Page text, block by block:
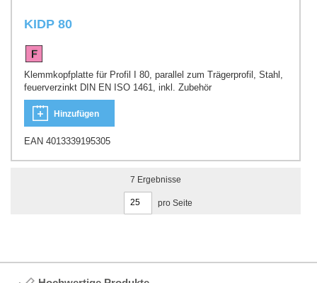
KIDP 80
Klemmkopfplatte für Profil I 80, parallel zum Trägerprofil, Stahl,
feuerverzinkt DIN EN ISO 1461, inkl. Zubehör
Hinzufügen
EAN 4013339195305
7 Ergebnisse
pro Seite